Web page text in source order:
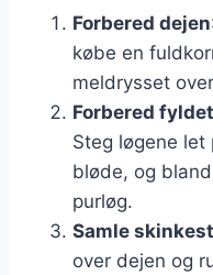
Forbered dejen
købe en
meldrysset
Forbered fyldet
Steg løgene
bløde, og
purløg.
Samle
over dejen og